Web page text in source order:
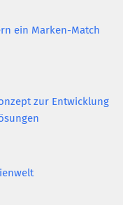
ein Marken-Match
zur Entwicklung